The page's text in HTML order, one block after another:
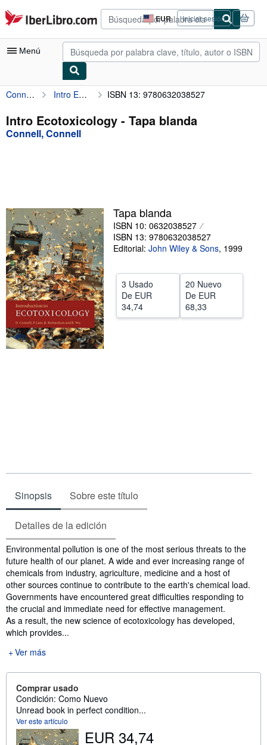
Pasar al contenido principal
IberLibro.com EUR
Preferencias
de
compra
del
Iniciar sesión
Menú
Mi cuenta
Consultar mis pedidos
Búsqueda avanzada
Vendedores
Comenzar a vender
Ayuda
CERRAR
Connell, Connell Intro Ecotoxicology ISBN 13: 9780632038527
Intro Ecotoxicology - Tapa blanda
Connell, Connell
Tapa blanda
ISBN 10: 0632038527
ISBN 13: 9780632038527
Editorial: John Wiley & Sons, 1999
3 Usado
De EUR
34,74
20 Nuevo
De EUR
68,33
Sinopsis Sobre este título
Detalles de la edición
Sinopsis
Environmental pollution is one of the most serious threats to the
future health of our planet. A wide and ever increasing range of
chemicals from industry, agriculture, medicine and a host of
other sources continue to contribute to the earth's chemical load.
Governments have encountered great difficulties responding to
the crucial and immediate need for effective management.
As a result, the new science of ecotoxicology has developed,
which provides...
Ver más
Comprar usado
Condición: Como Nuevo
Unread book in perfect condition...
Ver este artículo
EUR 34,74